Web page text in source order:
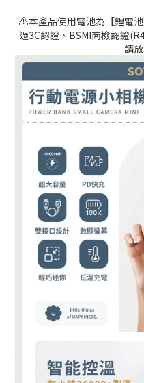
⚠️本產品使用電池為【鋰電
過3C認證、BSMI商檢認證
請